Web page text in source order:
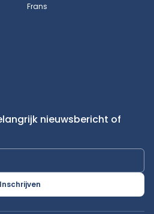
Frans
nieuwsbericht of
Inschrijven